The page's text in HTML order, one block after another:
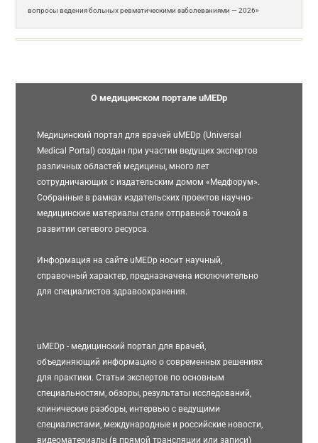
вопросы ведения больных ревматическими заболеваниями — 2026»
О медицинском портале uMEDp
Медицинский портал для врачей uMEDp (Universal
Medical Portal) создан при участии ведущих экспертов
различных областей медицины, много лет
сотрудничающих с издательским домом «Медфорум».
Собранные в рамках издательских проектов научно-
медицинские материалы стали отправной точкой в
развитии сетевого ресурса.
Информация на сайте uMEDp носит научный,
справочный характер, предназначена исключительно
для специалистов здравоохранения.
uMEDp - медицинский портал для врачей,
объединяющий информацию о современных решениях
для практики. Статьи экспертов по основным
специальностям, обзоры, результаты исследований,
клинические разборы, интервью с ведущими
специалистами, международные и российские новости,
видеоматериалы (в прямой трансляции или записи)